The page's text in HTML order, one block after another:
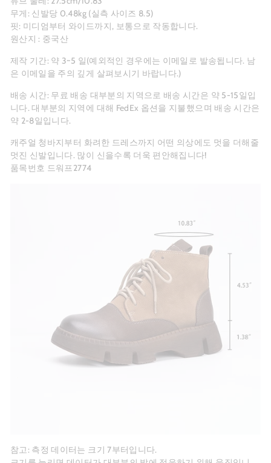
무게: 신발당 0.48kg (실측 사이즈 8.5)
핏: 미디엄부터 와이드까지, 보통으로 작동합니다.
원산지 : 중국산
제작 기간: 약 3~5 일(예외적인 경우에는 이메일로 발송됩니다. 남
은 이메일을 주의 깊게 살펴보시기 바랍니다.)
배송 시간: 무료 배송 대부분의 지역으로 배송 시간은 약 5-15일입
니다. 대부분의 지역에 대해 FedEx 옵션을 지불했으며 배송 시간은
약 2-8일입니다.
캐주얼 청바지부터 화려한 드레스까지 어떤 의상에도 멋을 더해줄
멋진 신발입니다. 많이 신을수록 더욱 편안해집니다!
품목번호 드워프2774
참고: 측정 데이터는 크기 7부터입니다.